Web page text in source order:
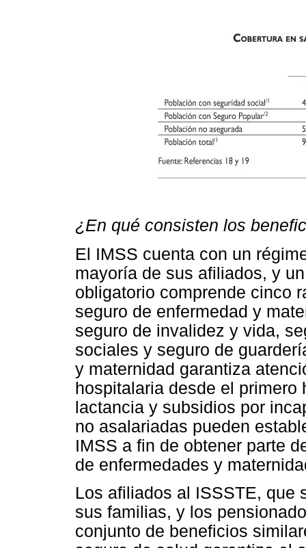
¿En qué consisten los
El IMSS cuenta con un
mayoría de sus afiliados, y
obligatorio comprende cinco
seguro de enfermedad y
seguro de invalidez y vida,
sociales y seguro de
y maternidad garantiza
hospitalaria desde el primero
lactancia y subsidios por
no asalariadas pueden
IMSS a fin de obtener parte
de enfermedades y
Los afiliados al ISSSTE, que
sus familias, y los
conjunto de beneficios